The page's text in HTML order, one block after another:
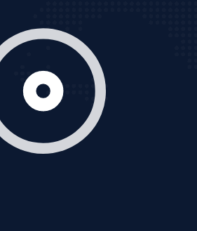
web trực tuyến hiệu quả, hãy
hiểu về các hình thức quảng cáo
trình duyệt Cốc Cốc
XEM CHI TIẾT